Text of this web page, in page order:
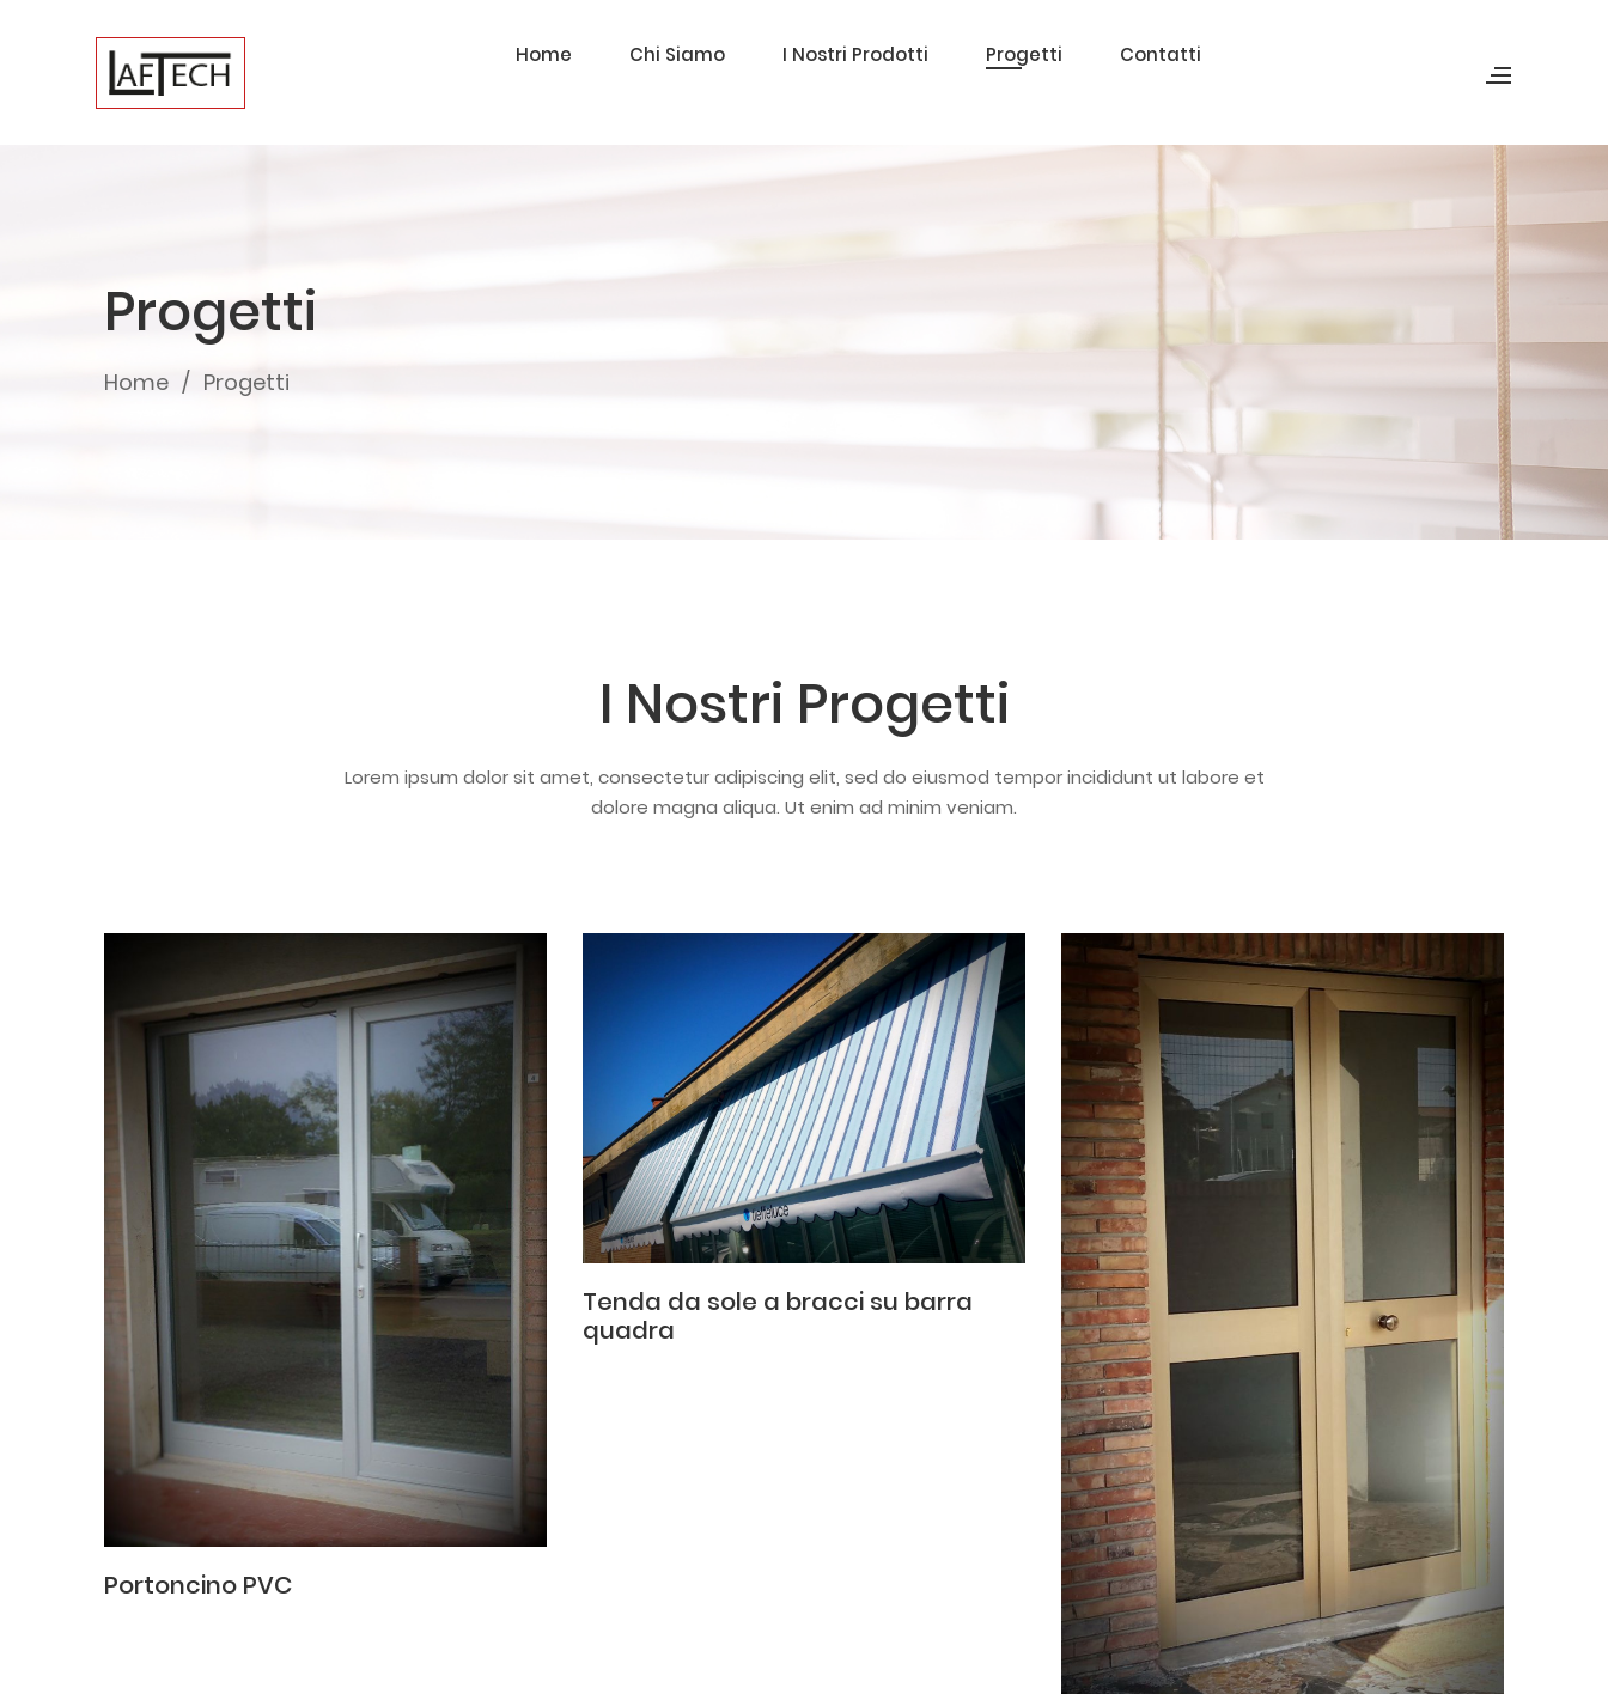
Home Chi Siamo I Nostri Prodotti Progetti Contatti
Progetti
Home Progetti
I Nostri Progetti
Lorem ipsum dolor sit amet, consectetur adipiscing elit, sed do eiusmod tempor incididunt ut labore et
dolore magna aliqua. Ut enim ad minim veniam.
Portoncino PVC
Tenda da sole a bracci su barra
quadra